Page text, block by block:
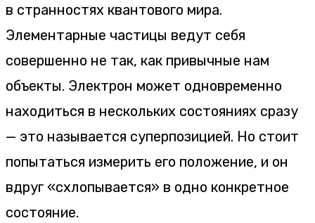
в странностях квантового мира.
Элементарные частицы ведут себя
совершенно не так, как привычные нам
объекты. Электрон может одновременно
находиться в нескольких состояниях сразу
— это называется суперпозицией. Но стоит
попытаться измерить его положение, и он
вдруг «схлопывается» в одно конкретное
состояние.